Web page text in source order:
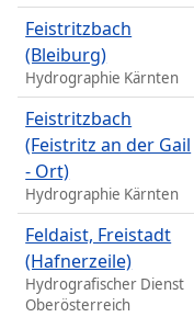
Feistritzbach
(Bleiburg)
Hydrographie Kärnten
Feistritzbach
(Feistritz an der Gail
- Ort)
Hydrographie Kärnten
Feldaist, Freistadt
(Hafnerzeile)
Hydrografischer Dienst
Oberösterreich